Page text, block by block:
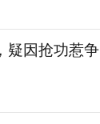
疑因抢功惹争